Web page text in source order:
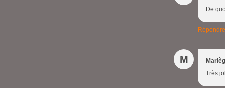
De
Répondre
M
Très